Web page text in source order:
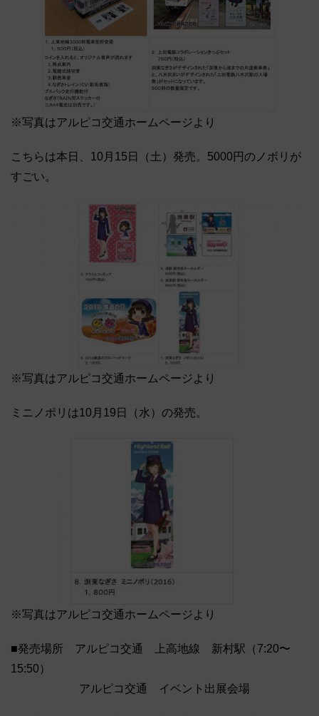
※写真はアルピコ交通ホームページより
こちらは本日、10月15日（土）発売。5000円のノボリが
すごい。
※写真はアルピコ交通ホームページより
ミニノボリは10月19日（水）の発売。
※写真はアルピコ交通ホームページより
■発売場所 アルピコ交通 上高地線 新村駅（7:20〜
15:50）
アルピコ交通 イベント出展会場